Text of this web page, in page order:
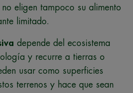
eligen tampoco su alimento
limitado.
depende del ecosistema
y recurre a tierras o
usar como superficies
terrenos y hace que sean